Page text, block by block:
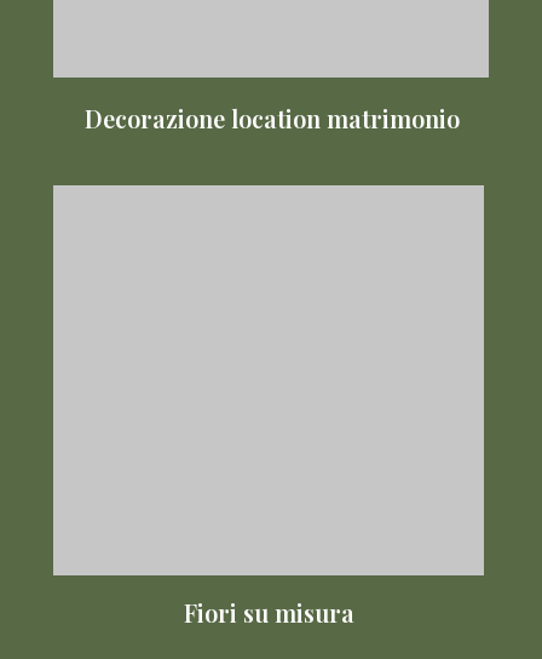
Decorazione location matrimonio
Fiori su misura